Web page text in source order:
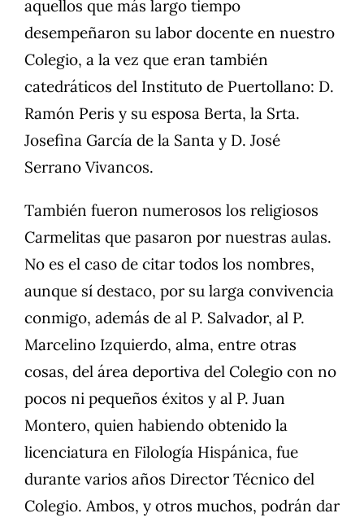
aquellos que más largo tiempo
desempeñaron su labor docente en nuestro
Colegio, a la vez que eran también
catedráticos del Instituto de Puertollano: D.
Ramón Peris y su esposa Berta, la Srta.
Josefina García de la Santa y D. José
Serrano Vivancos.
También fueron numerosos los religiosos
Carmelitas que pasaron por nuestras aulas.
No es el caso de citar todos los nombres,
aunque sí destaco, por su larga convivencia
conmigo, además de al P. Salvador, al P.
Marcelino Izquierdo, alma, entre otras
cosas, del área deportiva del Colegio con no
pocos ni pequeños éxitos y al P. Juan
Montero, quien habiendo obtenido la
licenciatura en Filología Hispánica, fue
durante varios años Director Técnico del
Colegio. Ambos, y otros muchos, podrán dar